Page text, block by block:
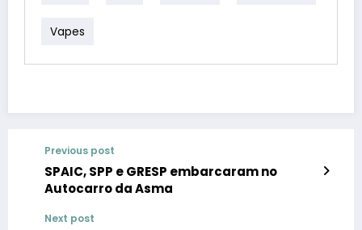
Vapes
Previous post
SPAIC, SPP e GRESP embarcaram no
Autocarro da Asma
Next post